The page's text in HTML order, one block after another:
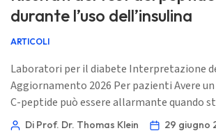
durante l’uso dell’insulina
ARTICOLI
Laboratori per il diabete Interpretazione
Aggiornamento 2026 Per pazienti Avere
C-peptide può essere allarmante quando
insulina. Il trucco è sapere che il C-peptide
Di Prof. Dr. Thomas Klein
29 giugno